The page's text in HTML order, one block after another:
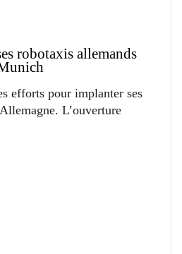
robotaxis allemands
efforts pour implanter ses
L’ouverture